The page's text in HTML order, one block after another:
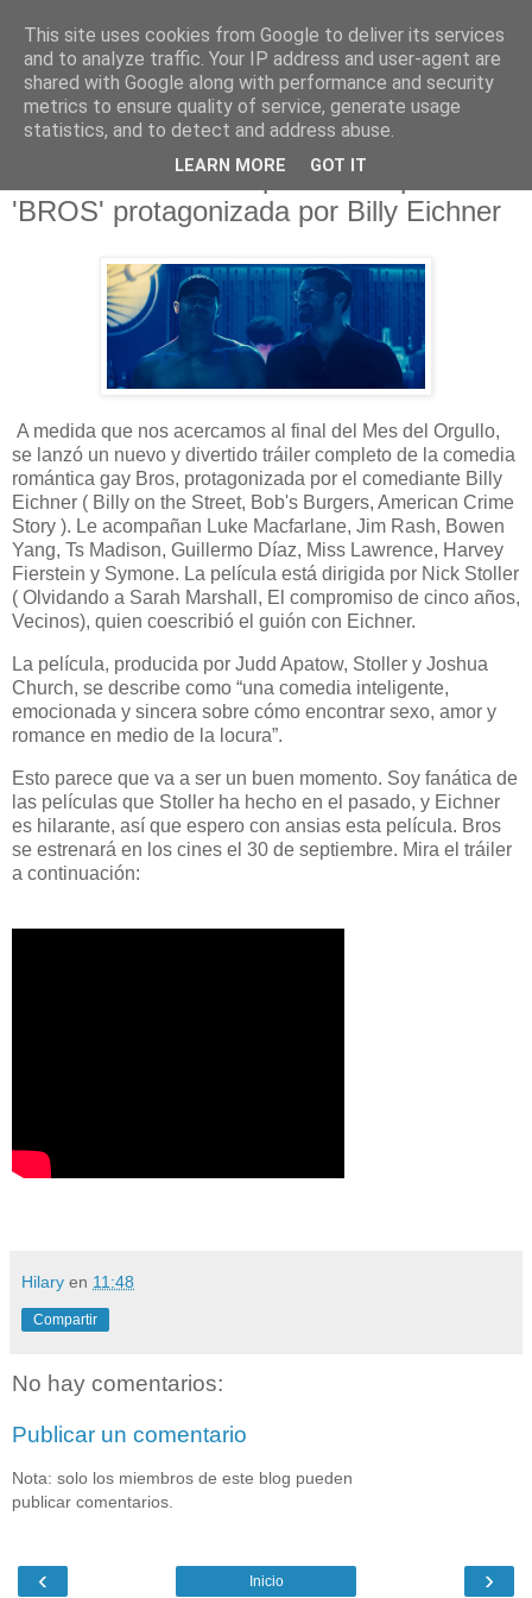
Divertido tráiler completo de la película
'BROS' protagonizada por Billy Eichner
A medida que nos acercamos al final del Mes del Orgullo,
se lanzó un nuevo y divertido tráiler completo de la comedia
romántica gay Bros, protagonizada por el comediante Billy
Eichner ( Billy on the Street, Bob's Burgers, American Crime
Story ). Le acompañan Luke Macfarlane, Jim Rash, Bowen
Yang, Ts Madison, Guillermo Díaz, Miss Lawrence, Harvey
Fierstein y Symone. La película está dirigida por Nick Stoller
( Olvidando a Sarah Marshall, El compromiso de cinco años,
Vecinos), quien coescribió el guión con Eichner.
La película, producida por Judd Apatow, Stoller y Joshua
Church, se describe como “una comedia inteligente,
emocionada y sincera sobre cómo encontrar sexo, amor y
romance en medio de la locura”.
Esto parece que va a ser un buen momento. Soy fanática de
las películas que Stoller ha hecho en el pasado, y Eichner
es hilarante, así que espero con ansias esta película. Bros
se estrenará en los cines el 30 de septiembre. Mira el tráiler
a continuación:
Hilary en 11:48
Compartir
No hay comentarios:
Publicar un comentario
Nota: solo los miembros de este blog pueden
publicar comentarios.
‹ ›
Inicio
This site uses cookies from Google to deliver its services
and to analyze traffic. Your IP address and user-agent are
shared with Google along with performance and security
metrics to ensure quality of service, generate usage
statistics, and to detect and address abuse.
LEARN MORE GOT IT